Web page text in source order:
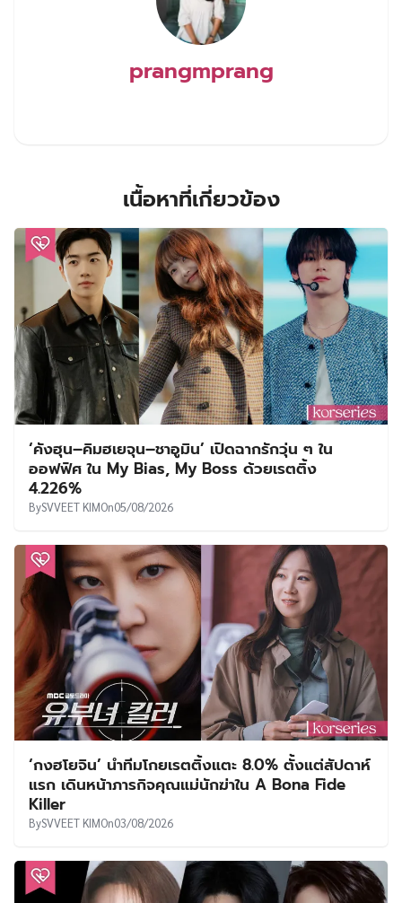
ออฟฟิศ ใน My Bias, My Boss ด้วยเรตติ้ง
4.226%
SVVEET KIM On 05/08/2026
แรก เดินหน้าภารกิจคุณแม่นักฆ่าใน A Bona Fide
Killer
By SVVEET KIMOn 03/08/2026
ByThe Bag Seller 31/07/2026